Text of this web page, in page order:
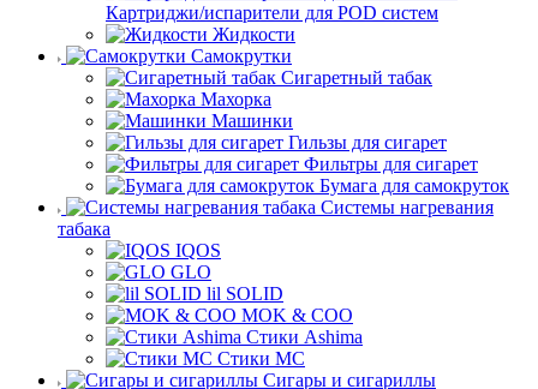
Картриджи/испарители для POD систем
Жидкости
Самокрутки
Сигаретный табак
Махорка
Машинки
Гильзы для сигарет
Фильтры для сигарет
Бумага для самокруток
Системы нагревания
табака
IQOS
GLO
lil SOLID
MOK & COO
Стики Ashima
Стики MC
Сигары и сигариллы